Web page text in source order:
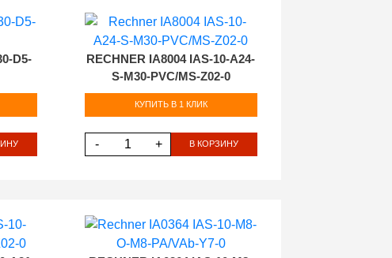
D5-
RECHNER IA8004 IAS-10-A24-
S-M30-PVC/MS-Z02-0
КУПИТЬ В 1 КЛИК
- + В КОРЗИНУ